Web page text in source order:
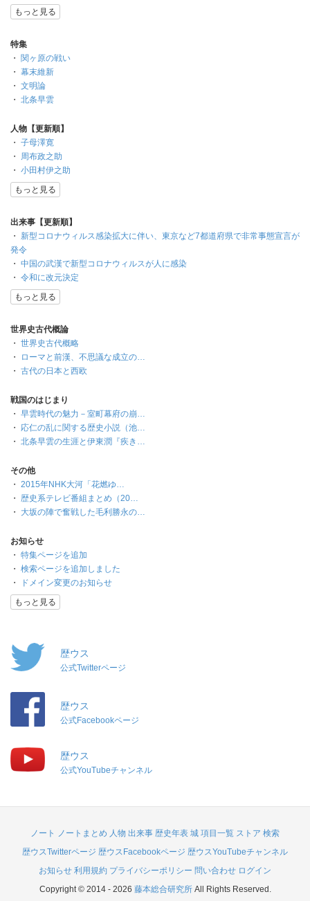
もっと見る
特集
・ 関ヶ原の戦い
・ 幕末維新
・ 文明論
・ 北条早雲
人物【更新順】
・ 子母澤寛
・ 周布政之助
・ 小田村伊之助
もっと見る
出来事【更新順】
・ 新型コロナウィルス感染拡大に伴い、東京など7都道府県で非常事態宣言が
発令
・ 中国の武漢で新型コロナウィルスが人に感染
・ 令和に改元決定
もっと見る
世界史古代概論
・ 世界史古代概略
・
ローマと前漢、不思議な成立の…
・ 古代の日本と西欧
戦国のはじまり
・ 早雲時代の魅力－室町幕府の崩…
・
応仁の乱に関する歴史小説（池…
・ 北条早雲の生涯と伊東潤『疾き…
その他
・ 2015年NHK大河「花燃ゆ…
・ 歴史系テレビ番組まとめ（20…
・ 大坂の陣で奮戦した毛利勝永の…
お知らせ
・ 特集ページを追加
・ 検索ページを追加しました
・
ドメイン変更のお知らせ
もっと見る
歴ウス
公式Twitterページ
歴ウス
公式Facebookページ
歴ウス
公式YouTubeチャンネル
ノート ノートまとめ 人物 出来事 歴史年表 城 項目一覧 ストア 検索
歴ウスTwitterページ 歴ウスFacebookページ 歴ウスYouTubeチャンネル
お知らせ 利用規約 プライバシーポリシー 問い合わせ ログイン
Copyright © 2014 - 2026 藤本総合研究所All Rights Reserved.